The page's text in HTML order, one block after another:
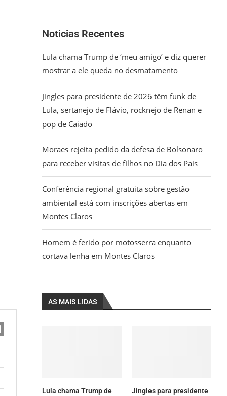
Noticias Recentes
Lula chama Trump de ‘meu amigo’ e diz querer
mostrar a ele queda no desmatamento
Jingles para presidente de 2026 têm funk de
Lula, sertanejo de Flávio, rocknejo de Renan e
pop de Caiado
Moraes rejeita pedido da defesa de Bolsonaro
para receber visitas de filhos no Dia dos Pais
Conferência regional gratuita sobre gestão
ambiental está com inscrições abertas em
Montes Claros
Homem é ferido por motosserra enquanto
cortava lenha em Montes Claros
AS MAIS LIDAS
Lula chama Trump de
Jingles para presidente